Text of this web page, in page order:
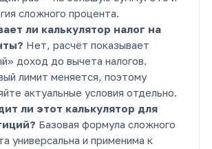
сложного процента.
ли калькулятор налог на
Нет, расчёт показывает
доход до вычета налогов.
лимит меняется, поэтому
актуальные условия отдельно.
ли этот калькулятор для
Базовая формула сложного
универсальна и применима к